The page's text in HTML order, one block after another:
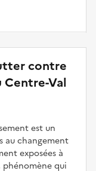
contre
Centre-Val
est un
au changement
exposées à
qui